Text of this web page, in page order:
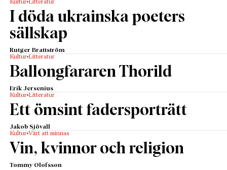
Kultur Litteratur
I döda ukrainska poeters
sällskap
Rutger Brattström
Kultur Litteratur
Ballongfararen Thorild
Erik Jersenius
Kultur Litteratur
Ett ömsint fadersporträtt
Jakob Sjövall
Kultur Värt att minnas
Vin, kvinnor och religion
Tommy Olofsson